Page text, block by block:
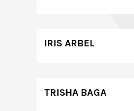
IRIS ARBEL
TRISHA BAGA